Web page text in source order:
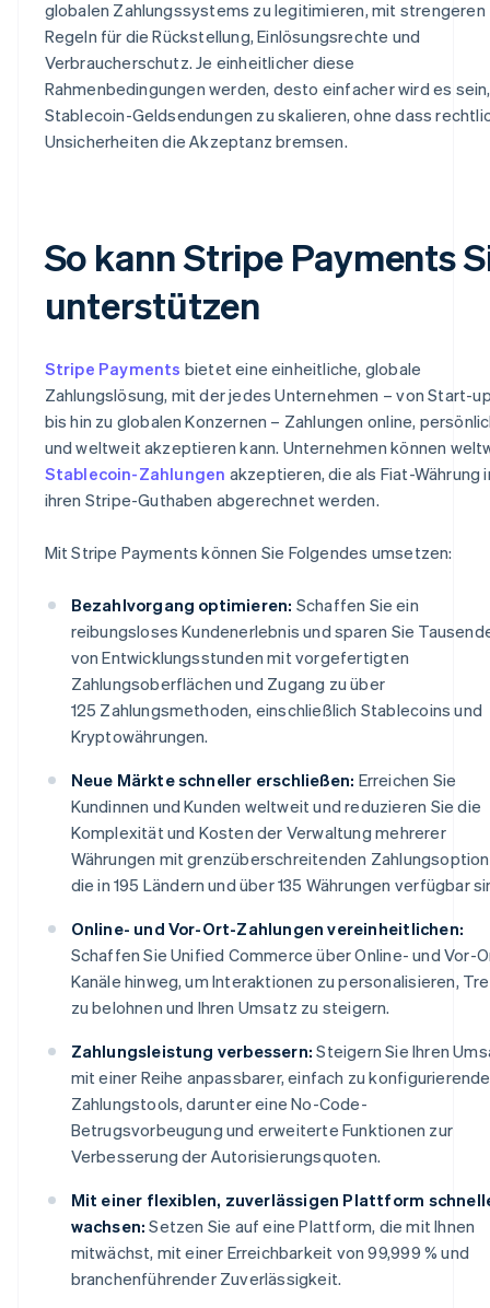
globalen Zahlungssystems zu legitimieren, mit strengeren
Regeln für die Rückstellung, Einlösungsrechte und
Verbraucherschutz. Je einheitlicher diese
Rahmenbedingungen werden, desto einfacher wird es sein,
Stablecoin-Geldsendungen zu skalieren, ohne dass
Unsicherheiten die Akzeptanz bremsen.
So kann Stripe Payments
unterstützen
Stripe Payments bietet eine einheitliche, globale
Zahlungslösung, mit der jedes Unternehmen – von Start-
bis hin zu globalen Konzernen – Zahlungen online,
und weltweit akzeptieren kann. Unternehmen können
Stablecoin-Zahlungen akzeptieren, die als Fiat-Währung
ihren Stripe-Guthaben abgerechnet werden.
Mit Stripe Payments können Sie Folgendes umsetzen:
Bezahlvorgang optimieren: Schaffen Sie ein
reibungsloses Kundenerlebnis und sparen Sie
von Entwicklungsstunden mit vorgefertigten
Zahlungsoberflächen und Zugang zu über
125 Zahlungsmethoden, einschließlich Stablecoins und
Kryptowährungen.
Neue Märkte schneller erschließen: Erreichen Sie
Kundinnen und Kunden weltweit und reduzieren Sie die
Komplexität und Kosten der Verwaltung mehrerer
Währungen mit grenzüberschreitenden
die in 195 Ländern und über 135 Währungen verfügbar
Online- und Vor-Ort-Zahlungen vereinheitlichen:
Schaffen Sie Unified Commerce über Online- und Vor-
Kanäle hinweg, um Interaktionen zu personalisieren,
zu belohnen und Ihren Umsatz zu steigern.
Zahlungsleistung verbessern: Steigern Sie Ihren
mit einer Reihe anpassbarer, einfach zu
Zahlungstools, darunter eine No-Code-
Betrugsvorbeugung und erweiterte Funktionen zur
Verbesserung der Autorisierungsquoten.
Mit einer flexiblen, zuverlässigen Plattform
wachsen: Setzen Sie auf eine Plattform, die mit Ihnen
mitwächst, mit einer Erreichbarkeit von 99,999 % und
branchenführender Zuverlässigkeit.